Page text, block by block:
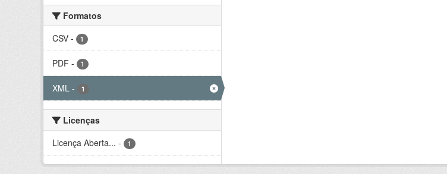
Formatos
CSV - 1
PDF - 1
XML - 1
Licenças
Licença Aberta... - 1